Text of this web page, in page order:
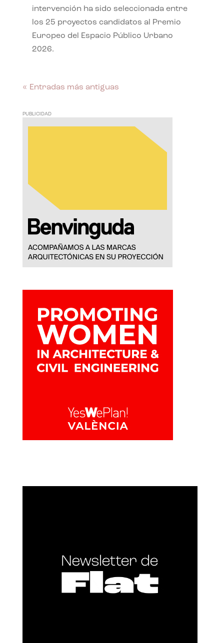
intervención ha sido seleccionada entre
los 25 proyectos candidatos al Premio
Europeo del Espacio Público Urbano
2026.
« Entradas más antiguas
PUBLICIDAD